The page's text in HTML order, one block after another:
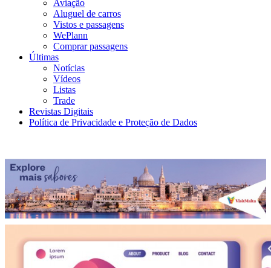
Aviação
Aluguel de carros
Vistos e passagens
WePlann
Comprar passagens
Últimas
Notícias
Vídeos
Listas
Trade
Revistas Digitais
Política de Privacidade e Proteção de Dados